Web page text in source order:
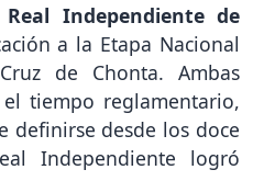
Real Independiente de
a la Etapa Nacional
de Chonta. Ambas
tiempo reglamentario,
desde los doce
Independiente logró